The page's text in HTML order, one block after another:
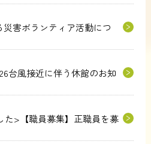
害ボランティア活動につ
台風接近に伴う休館のお知
た>【職員募集】正職員を募